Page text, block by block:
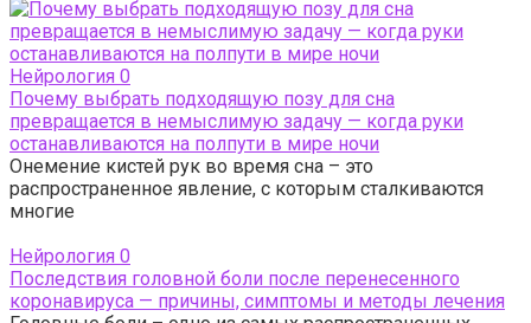
Нейрология 0
Почему выбрать подходящую позу для сна
превращается в немыслимую задачу — когда руки
останавливаются на полпути в мире ночи
Онемение кистей рук во время сна – это
распространенное явление, с которым сталкиваются
многие
Нейрология 0
Последствия головной боли после перенесенного
коронавируса — причины, симптомы и методы лечения